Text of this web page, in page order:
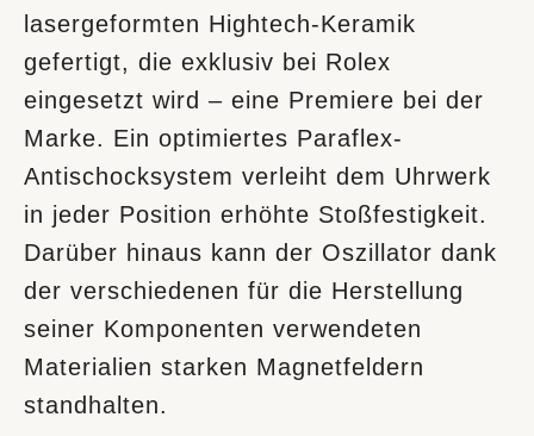
lasergeformten Hightech-Keramik
gefertigt, die exklusiv bei Rolex
eingesetzt wird – eine Premiere bei der
Marke. Ein optimiertes Paraflex-
Antischocksystem verleiht dem Uhrwerk
in jeder Position erhöhte Stoßfestigkeit.
Darüber hinaus kann der Oszillator dank
der verschiedenen für die Herstellung
seiner Komponenten verwendeten
Materialien starken Magnetfeldern
standhalten.